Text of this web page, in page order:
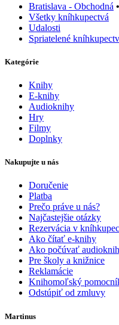
Bratislava - Obchodná
Všetky kníhkupectvá
Udalosti
Spriatelené
Kategórie
Knihy
E-knihy
Audioknihy
Hry
Filmy
Doplnky
Nakupujte u nás
Doručenie
Platba
Prečo práve u nás?
Najčastejšie otázky
Rezervácia v
Ako čítať e-knihy
Ako počúvať
Pre školy a knižnice
Reklamácie
Knihomoľský
Odstúpiť od zmluvy
Martinus